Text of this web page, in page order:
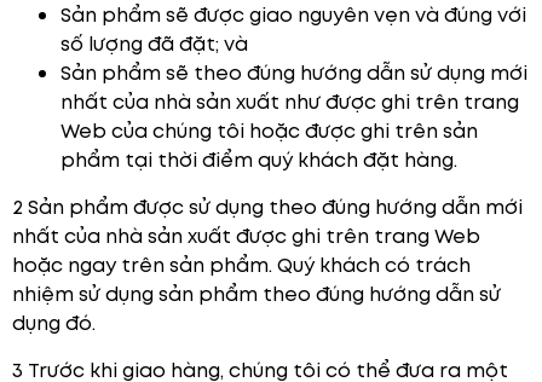
Sản phẩm sẽ được giao nguyên vẹn và đúng với
số lượng đã đặt; và
Sản phẩm sẽ theo đúng hướng dẫn sử dụng mới
nhất của nhà sản xuất như được ghi trên trang
Web của chúng tôi hoặc được ghi trên sản
phẩm tại thời điểm quý khách đặt hàng.
2 Sản phẩm được sử dụng theo đúng hướng dẫn mới
nhất của nhà sản xuất được ghi trên trang Web
hoặc ngay trên sản phẩm. Quý khách có trách
nhiệm sử dụng sản phẩm theo đúng hướng dẫn sử
dụng đó.
3 Trước khi giao hàng, chúng tôi có thể đưa ra một